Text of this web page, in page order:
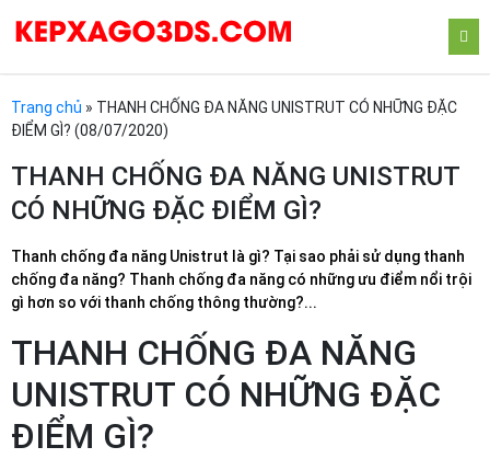
Trang chủ » THANH CHỐNG ĐA NĂNG UNISTRUT CÓ NHỮNG ĐẶC
ĐIỂM GÌ? (08/07/2020)
THANH CHỐNG ĐA NĂNG UNISTRUT
CÓ NHỮNG ĐẶC ĐIỂM GÌ?
Thanh chống đa năng Unistrut là gì? Tại sao phải sử dụng thanh
chống đa năng? Thanh chống đa năng có những ưu điểm nổi trội
gì hơn so với thanh chống thông thường?...
THANH CHỐNG ĐA NĂNG
UNISTRUT CÓ NHỮNG ĐẶC
ĐIỂM GÌ?